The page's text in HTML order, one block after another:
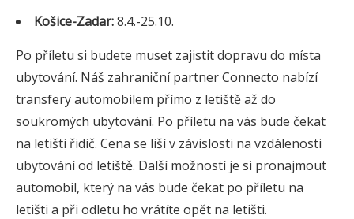
Košice-Zadar:8.4.-25.10.
Po příletu si budete muset zajistit dopravu do místa
ubytování. Náš zahraniční partner Connecto nabízí
transfery automobilem přímo z letiště až do
soukromých ubytování. Po příletu na vás bude čekat
na letišti řidič. Cena se liší v závislosti na vzdálenosti
ubytování od letiště. Další možností je si pronajmout
automobil, který na vás bude čekat po příletu na
letišti a při odletu ho vrátíte opět na letišti.